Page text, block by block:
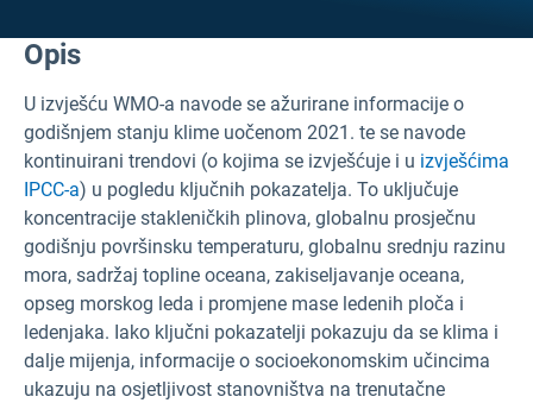
Opis
U izvješću WMO-a navode se ažurirane informacije o
godišnjem stanju klime uočenom 2021. te se navode
kontinuirani trendovi (o kojima se izvješćuje i u izvješćima
IPCC-a) u pogledu ključnih pokazatelja. To uključuje
koncentracije stakleničkih plinova, globalnu prosječnu
godišnju površinsku temperaturu, globalnu srednju razinu
mora, sadržaj topline oceana, zakiseljavanje oceana,
opseg morskog leda i promjene mase ledenih ploča i
ledenjaka. Iako ključni pokazatelji pokazuju da se klima i
dalje mijenja, informacije o socioekonomskim učincima
ukazuju na osjetljivost stanovništva na trenutačne